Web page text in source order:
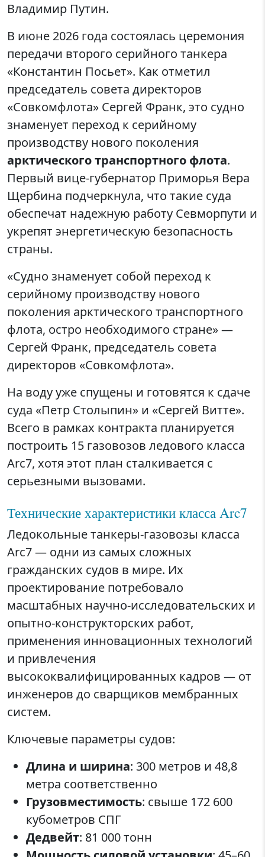
Владимир Путин.
В июне 2026 года состоялась церемония
передачи второго серийного танкера
«Константин Посьет». Как отметил
председатель совета директоров
«Совкомфлота» Сергей Франк, это судно
знаменует переход к серийному
производству нового поколения
арктического транспортного флота.
Первый вице-губернатор Приморья Вера
Щербина подчеркнула, что такие суда
обеспечат надежную работу Севморпути и
укрепят энергетическую безопасность
страны.
«Судно знаменует собой переход к
серийному производству нового
поколения арктического транспортного
флота, остро необходимого стране» —
Сергей Франк, председатель совета
директоров «Совкомфлота».
На воду уже спущены и готовятся к сдаче
суда «Петр Столыпин» и «Сергей Витте».
Всего в рамках контракта планируется
построить 15 газовозов ледового класса
Arc7, хотя этот план сталкивается с
серьезными вызовами.
Технические характеристики класса Arc7
Ледокольные танкеры-газовозы класса
Arc7 — одни из самых сложных
гражданских судов в мире. Их
проектирование потребовало
масштабных научно-исследовательских и
опытно-конструкторских работ,
применения инновационных технологий
и привлечения
высококвалифицированных кадров — от
инженеров до сварщиков мембранных
систем.
Ключевые параметры судов:
Длина и ширина: 300 метров и 48,8
метра соответственно
Грузовместимость: свыше 172 600
кубометров СПГ
Дедвейт: 81 000 тонн